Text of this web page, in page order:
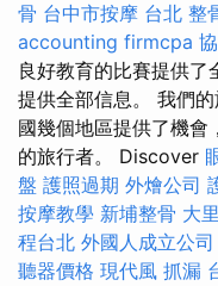
骨 台中市按摩 台北 整
accounting firmcpa
良好教育的比賽提供了
提供全部信息。 我們
國幾個地區提供了機會
的旅行者。 Discover
盤 護照過期 外燴公司
按摩教學 新埔整骨 大
程台北 外國人成立公司
聽器價格 現代風 抓漏